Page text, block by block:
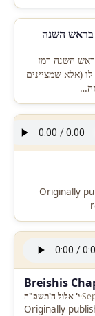
בראש השנה
השנה רמז
(אלא שמציינים
Originally
Breishis
י' אלול ה'תשפ"ה·
Originally